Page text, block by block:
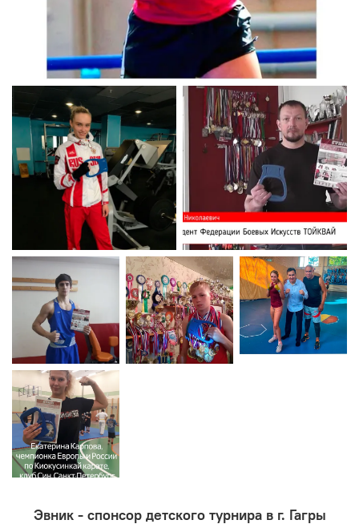
Эвник - спонсор детского турнира в г. Гагры